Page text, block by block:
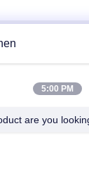
Ville de
5:00 PM
are you